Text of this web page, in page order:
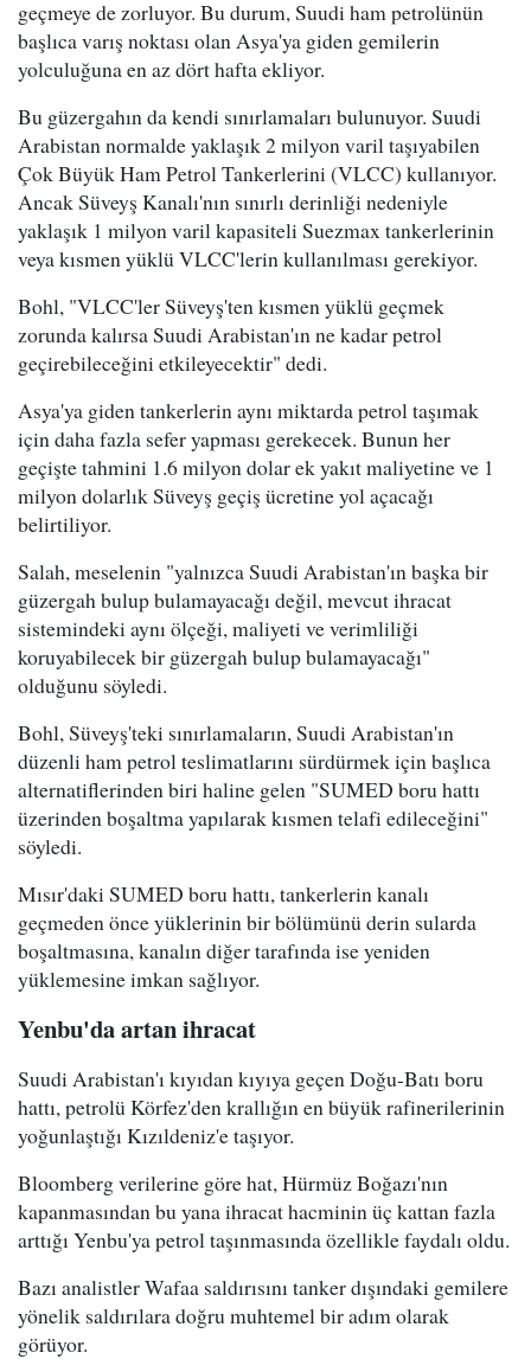
geçmeye de zorluyor. Bu durum, Suudi ham petrolünün
başlıca varış noktası olan Asya'ya giden gemilerin
yolculuğuna en az dört hafta ekliyor.
Bu güzergahın da kendi sınırlamaları bulunuyor. Suudi
Arabistan normalde yaklaşık 2 milyon varil taşıyabilen
Çok Büyük Ham Petrol Tankerlerini (VLCC) kullanıyor.
Ancak Süveyş Kanalı'nın sınırlı derinliği nedeniyle
yaklaşık 1 milyon varil kapasiteli Suezmax tankerlerinin
veya kısmen yüklü VLCC'lerin kullanılması gerekiyor.
Bohl, "VLCC'ler Süveyş'ten kısmen yüklü geçmek
zorunda kalırsa Suudi Arabistan'ın ne kadar petrol
geçirebileceğini etkileyecektir" dedi.
Asya'ya giden tankerlerin aynı miktarda petrol taşımak
için daha fazla sefer yapması gerekecek. Bunun her
geçişte tahmini 1.6 milyon dolar ek yakıt maliyetine ve 1
milyon dolarlık Süveyş geçiş ücretine yol açacağı
belirtiliyor.
Salah, meselenin "yalnızca Suudi Arabistan'ın başka bir
güzergah bulup bulamayacağı değil, mevcut ihracat
sistemindeki aynı ölçeği, maliyeti ve verimliliği
koruyabilecek bir güzergah bulup bulamayacağı"
olduğunu söyledi.
Bohl, Süveyş'teki sınırlamaların, Suudi Arabistan'ın
düzenli ham petrol teslimatlarını sürdürmek için başlıca
alternatiflerinden biri haline gelen "SUMED boru hattı
üzerinden boşaltma yapılarak kısmen telafi edileceğini"
söyledi.
Mısır'daki SUMED boru hattı, tankerlerin kanalı
geçmeden önce yüklerinin bir bölümünü derin sularda
boşaltmasına, kanalın diğer tarafında ise yeniden
yüklemesine imkan sağlıyor.
Yenbu'da artan ihracat
Suudi Arabistan'ı kıyıdan kıyıya geçen Doğu-Batı boru
hattı, petrolü Körfez'den krallığın en büyük rafinerilerinin
yoğunlaştığı Kızıldeniz'e taşıyor.
Bloomberg verilerine göre hat, Hürmüz Boğazı'nın
kapanmasından bu yana ihracat hacminin üç kattan fazla
arttığı Yenbu'ya petrol taşınmasında özellikle faydalı oldu.
Bazı analistler Wafaa saldırısını tanker dışındaki gemilere
yönelik saldırılara doğru muhtemel bir adım olarak
görüyor.